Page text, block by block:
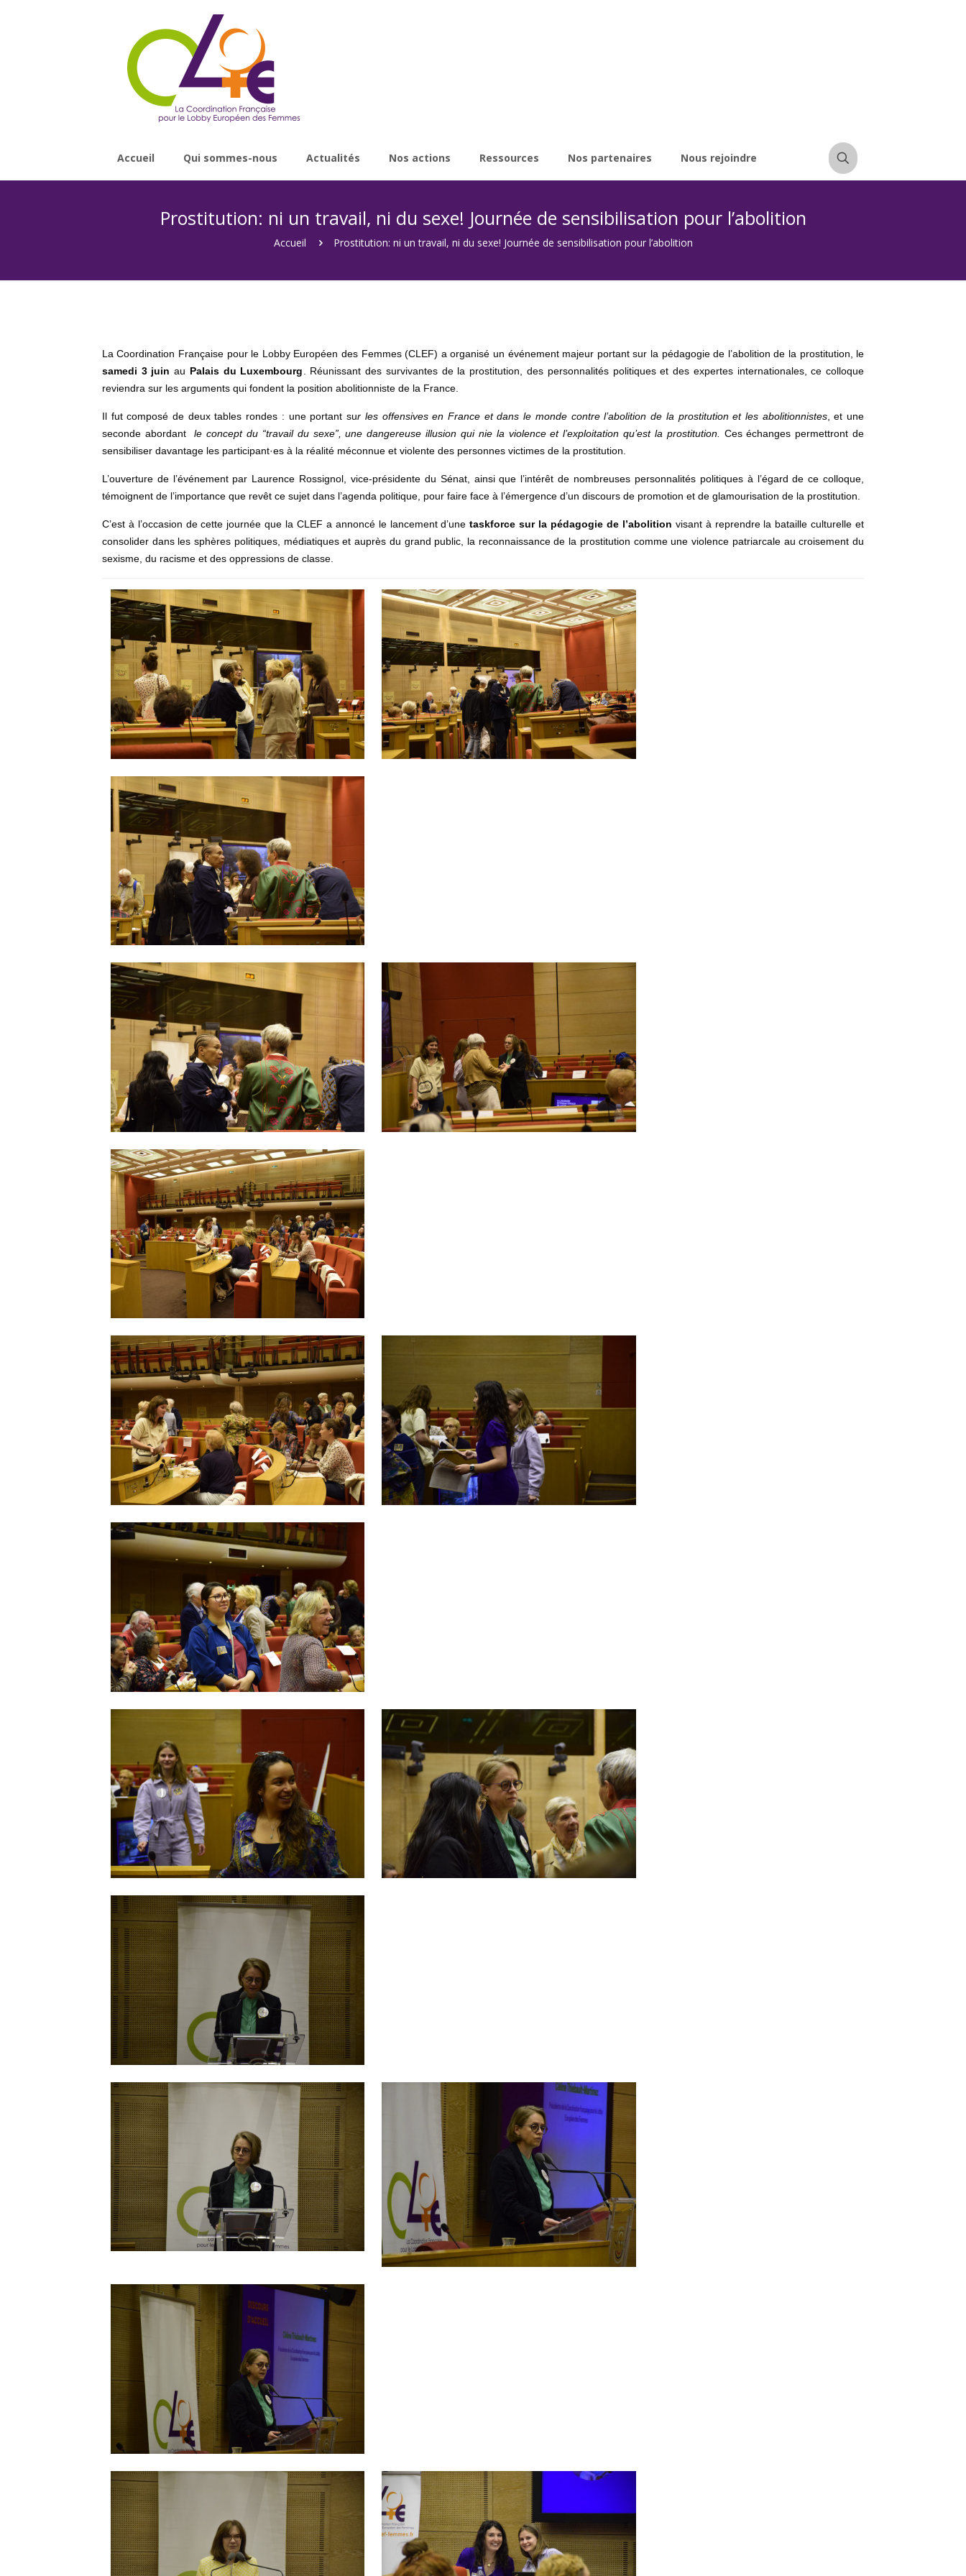
Accueil Qui sommes-nous Actualités Nos actions Ressources Nos partenaires Nous rejoindre
Prostitution: ni un travail, ni du sexe! Journée de sensibilisation pour l’abolition
Accueil Prostitution: ni un travail, ni du sexe! Journée de sensibilisation pour l’abolition
La Coordination Française pour le Lobby Européen des Femmes (CLEF) a organisé un événement majeur portant sur la pédagogie de l’abolition de la prostitution, le
samedi 3 juin au Palais du Luxembourg . Réunissant des survivantes de la prostitution, des personnalités politiques et des expertes internationales, ce colloque
reviendra sur les arguments qui fondent la position abolitionniste de la France.
Il fut composé de deux tables rondes : une portant sur les offensives en France et dans le monde contre l’abolition de la prostitution et les abolitionnistes, et une
seconde abordantle concept du “travail du sexe”, une dangereuse illusion qui nie la violence et l’exploitation qu’est la prostitution.
Ces échanges permettront de
sensibiliser davantage les participant·es à la réalité méconnue et violente des personnes victimes de la prostitution.
L’ouverture de l’événement par Laurence Rossignol, vice-présidente du Sénat, ainsi que l’intérêt de nombreuses personnalités politiques à l’égard de ce colloque,
témoignent de l’importance que revêt ce sujet dans l’agenda politique, pour faire face à l’émergence d’un discours de promotion et de glamourisation de la prostitution.
C’est à l’occasion de cette journée que la CLEF a annoncé le lancement d’une taskforce sur la pédagogie de l’abolition visant à reprendre la bataille culturelle et
consolider dans les sphères politiques, médiatiques et auprès du grand public, la reconnaissance de la prostitution comme une violence patriarcale au croisement du
sexisme, du racisme et des oppressions de classe.